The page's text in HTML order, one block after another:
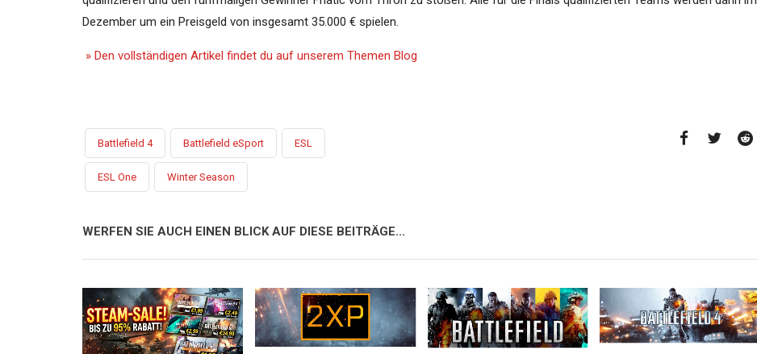
Dezember um ein Preisgeld von insgesamt 35.000 € spielen.
» Den vollständigen Artikel findet du auf unserem Themen Blog
Battlefield 4 Battlefield eSport ESL
ESL One Winter Season
WERFEN SIE AUCH EINEN BLICK AUF DIESE BEITRÄGE...